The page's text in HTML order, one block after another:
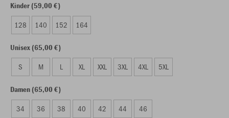
Kinder (59,00 €)
128 140 152 164
Unisex (65,00 €)
S M L XL XXL 3XL 4XL 5XL
Damen (65,00 €)
34 36 38 40 42 44 46